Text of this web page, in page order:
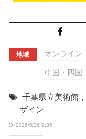
地域 オンライン
中国・四国
千葉県立美術館 ,
ザイン
2026/6/26 9:35